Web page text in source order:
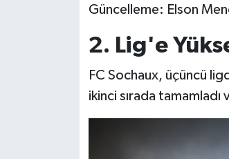
Güncelleme: Elson
2. Lig'e
FC Sochaux, üçüncü
ikinci sırada